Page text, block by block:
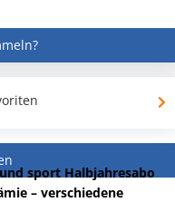
sport Halbjahresabo
– verschiedene